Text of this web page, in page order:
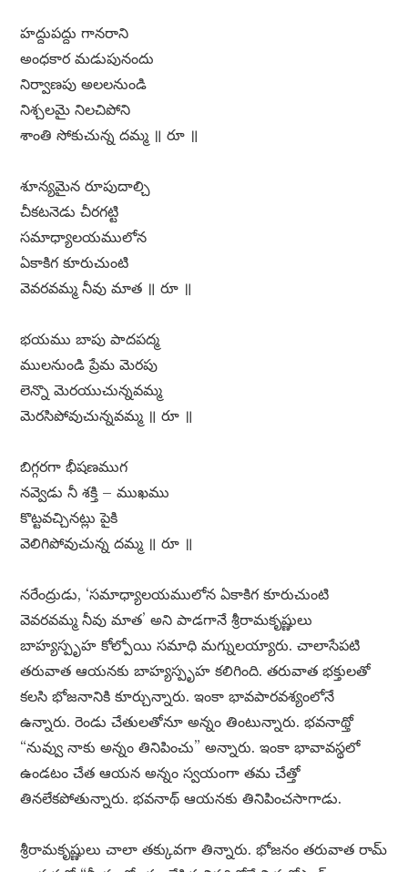
హద్దుపద్దు గానరాని
అంధకార మడుపునందు
నిర్వాణపు అలలనుండి
నిశ్చలమై నిలచిపోని
శాంతి సోకుచున్న దమ్మ ॥ రూ ॥
శూన్యమైన రూపుదాల్చి
చీకటనెడు చీరగట్టి
సమాధ్యాలయములోన
ఏకాకిగ కూరుచుంటి
వెవరవమ్మ నీవు మాత ॥ రూ ॥
భయము బాపు పాదపద్మ
ములనుండి ప్రేమ మెరపు
లెన్నొ మెరయుచున్నవమ్మ
మెరసిపోవుచున్నవమ్మ ॥ రూ ॥
బిగ్గరగా భీషణముగ
నవ్వెడు నీ శక్తి – ముఖము
కొట్టవచ్చినట్లు పైకి
వెలిగిపోవుచున్న దమ్మ ॥ రూ ॥
నరేంద్రుడు, ‘సమాధ్యాలయములోన ఏకాకిగ కూరుచుంటి
వెవరవమ్మ నీవు మాత’ అని పాడగానే శ్రీరామకృష్ణులు
బాహ్యస్పృహ కోల్పోయి సమాధి మగ్నులయ్యారు. చాలాసేపటి
తరువాత ఆయనకు బాహ్యస్పృహ కలిగింది. తరువాత భక్తులతో
కలసి భోజనానికి కూర్చున్నారు. ఇంకా భావపారవశ్యంలోనే
ఉన్నారు. రెండు చేతులతోనూ అన్నం తింటున్నారు. భవనాథ్తో
“నువ్వు నాకు అన్నం తినిపించు” అన్నారు. ఇంకా భావావస్థలో
ఉండటం చేత ఆయన అన్నం స్వయంగా తమ చేత్తో
తినలేకపోతున్నారు. భవనాథ్ ఆయనకు తినిపించసాగాడు.
శ్రీరామకృష్ణులు చాలా తక్కువగా తిన్నారు. భోజనం తరువాత రామ్